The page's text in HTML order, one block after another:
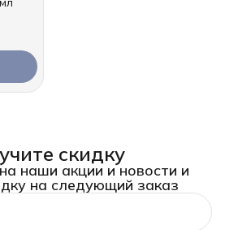
скидку
наши акции и новости и
на следующий заказ